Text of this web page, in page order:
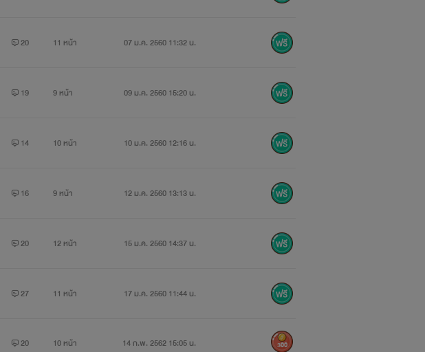
20 11 หน้า 07 ม.ค. 2560 11:32 น.
19 9 หน้า 09 ม.ค. 2560 15:20 น.
14 10 หน้า 10 ม.ค. 2560 12:16 น.
16 9 หน้า 12 ม.ค. 2560 13:13 น.
20 12 หน้า 15 ม.ค. 2560 14:37 น.
27 11 หน้า 17 ม.ค. 2560 11:44 น.
20 10 หน้า 14 ก.พ. 2562 15:05 น. 300